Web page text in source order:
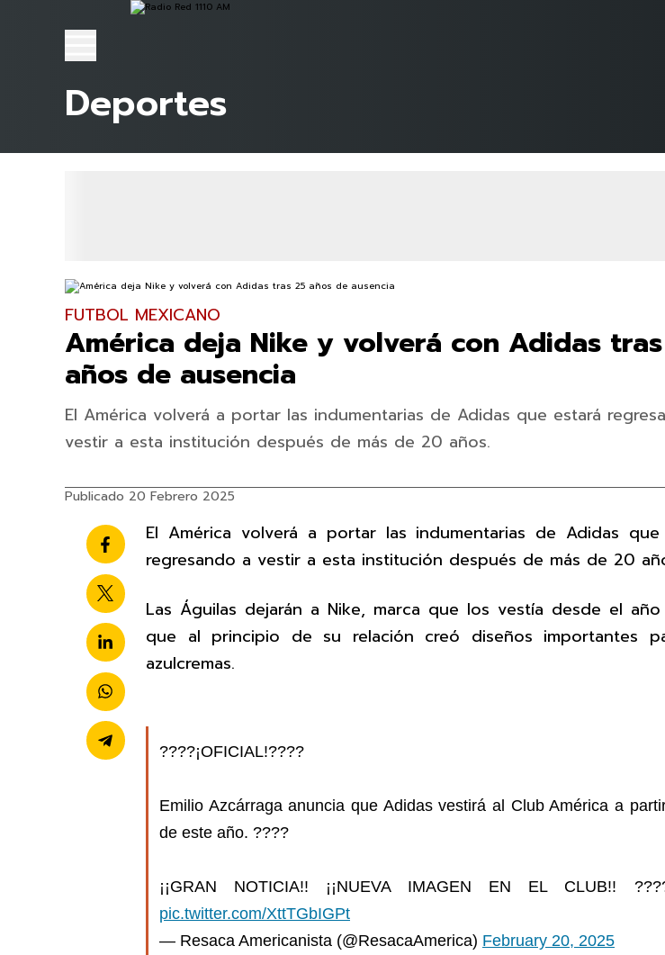
Deportes
FUTBOL MEXICANO
América deja Nike y volverá con Adidas
años de ausencia
El América volverá a portar las indumentarias de Adidas que estará
vestir a esta institución después de más de 20 años.
Publicado 20 Febrero 2025
El América volverá a portar las indumentarias de Adidas que
regresando a vestir a esta institución después de más de 20
Las Águilas dejarán a Nike, marca que los vestía desde el
que al principio de su relación creó diseños importantes
azulcremas.
????¡OFICIAL!????
Emilio Azcárraga anuncia que Adidas vestirá al Club América a
de este año. ????
¡¡GRAN NOTICIA!! ¡¡NUEVA IMAGEN EN EL CLUB!!
pic.twitter.com/XttTGbIGPt
— Resaca Americanista (@ResacaAmerica) February 20, 2025